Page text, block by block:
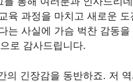
육 과정을 마치고 새로운
는 사실에 가슴 벅찬 감동
로 감사드립니다.
의 긴장감을 동반하죠. 저